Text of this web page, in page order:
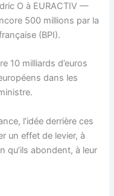
O à EURACTIV —
500 millions par la
(BPI).
10 milliards d’euros
dans les
l’idée derrière ces
un effet de levier, à
qu’ils abondent, à leur